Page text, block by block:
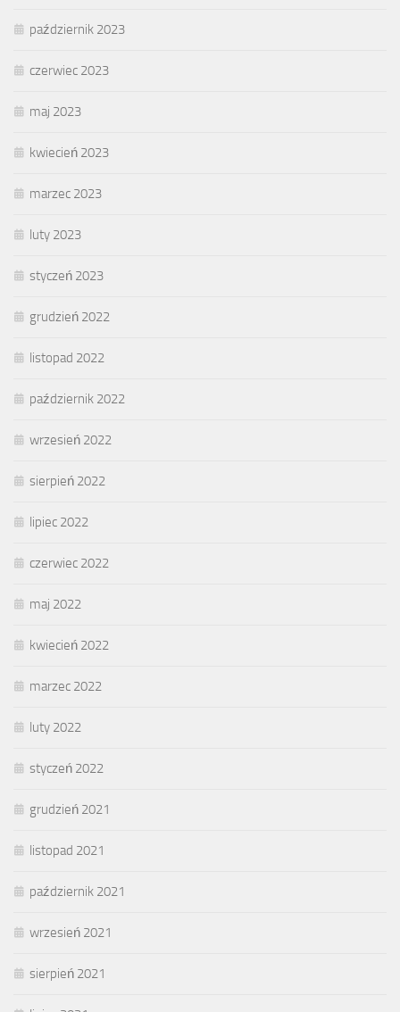
październik 2023
czerwiec 2023
maj 2023
kwiecień 2023
marzec 2023
luty 2023
styczeń 2023
grudzień 2022
listopad 2022
październik 2022
wrzesień 2022
sierpień 2022
lipiec 2022
czerwiec 2022
maj 2022
kwiecień 2022
marzec 2022
luty 2022
styczeń 2022
grudzień 2021
listopad 2021
październik 2021
wrzesień 2021
sierpień 2021